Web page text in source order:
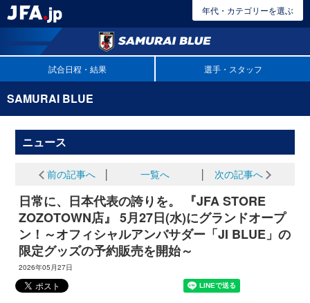
年代・カテゴリーを選ぶ
試合日程・結果 選手・スタッフ
SAMURAI BLUE
ニュース
前の記事へ 一覧へ 次の記事へ
日常に、日本代表の誇りを。 『JFA STORE
ZOZOTOWN店』 5月27日(水)にグランドオープ
ン！～オフィシャルアンバサダー「JI BLUE」の
限定グッズの予約販売を開始～
2026年05月27日